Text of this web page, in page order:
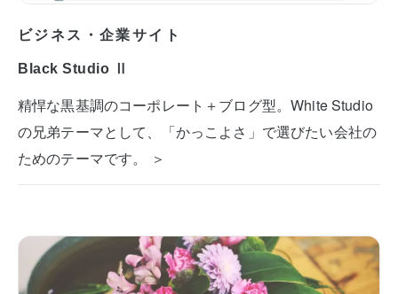
ビジネス・企業サイト
Black Studio Ⅱ
精悍な黒基調のコーポレート＋ブログ型。White Studio
の兄弟テーマとして、「かっこよさ」で選びたい会社の
ためのテーマです。 ＞